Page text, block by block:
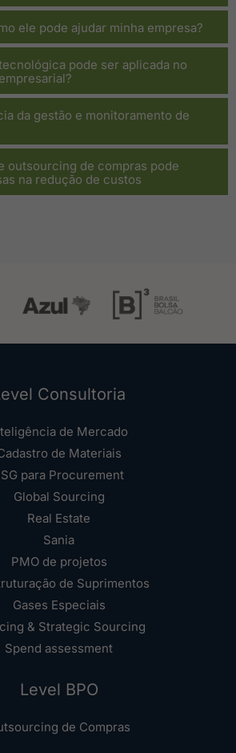
ele pode ajudar minha empresa?
pode ser aplicada no
da gestão e monitoramento de
outsourcing de compras pode
na redução de custos
Consultoria
de Mercado
de Materiais
para Procurement
Global Sourcing
Real Estate
Sania
PMO de projetos
de Suprimentos
Gases Especiais
& Strategic Sourcing
Spend assessment
Level BPO
de Compras